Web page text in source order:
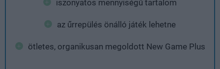
iszonyatos mennyiségű tartalom
az űrrepülés önálló játék lehetne
ötletes, organikusan megoldott New Game Plus